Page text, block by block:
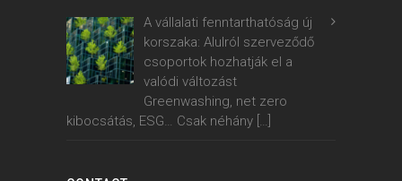
A vállalati fenntarthatóság új
korszaka: Alulról szerveződő
csoportok hozhatják el a
valódi változást
Greenwashing, net zero
kibocsátás, ESG… Csak néhány […]